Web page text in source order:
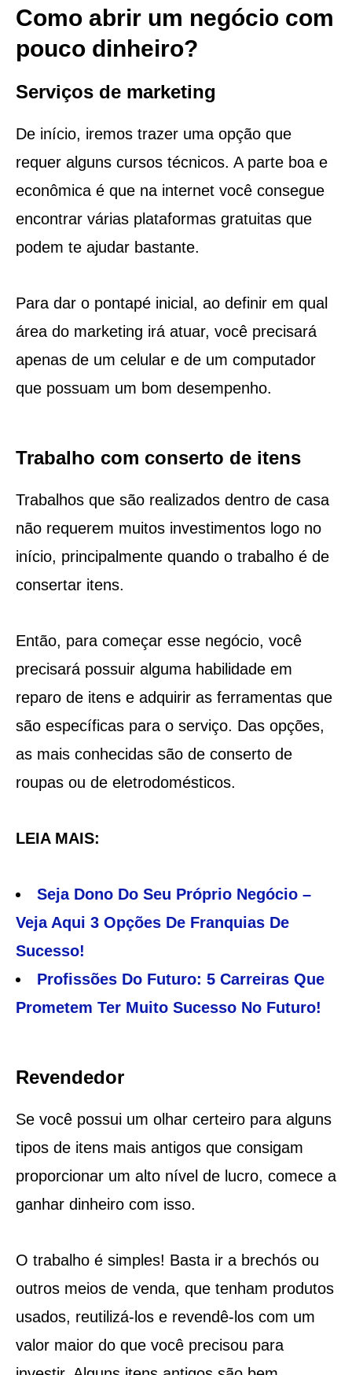
Como abrir um negócio com
pouco dinheiro?
Serviços de marketing
De início, iremos trazer uma opção que
requer alguns cursos técnicos. A parte boa e
econômica é que na internet você consegue
encontrar várias plataformas gratuitas que
podem te ajudar bastante.
Para dar o pontapé inicial, ao definir em qual
área do marketing irá atuar, você precisará
apenas de um celular e de um computador
que possuam um bom desempenho.
Trabalho com conserto de itens
Trabalhos que são realizados dentro de casa
não requerem muitos investimentos logo no
início, principalmente quando o trabalho é de
consertar itens.
Então, para começar esse negócio, você
precisará possuir alguma habilidade em
reparo de itens e adquirir as ferramentas que
são específicas para o serviço. Das opções,
as mais conhecidas são de conserto de
roupas ou de eletrodomésticos.
LEIA MAIS:
Seja Dono Do Seu Próprio Negócio –
Veja Aqui 3 Opções De Franquias De
Sucesso!
Profissões Do Futuro: 5 Carreiras Que
Prometem Ter Muito Sucesso No Futuro!
Revendedor
Se você possui um olhar certeiro para alguns
tipos de itens mais antigos que consigam
proporcionar um alto nível de lucro, comece a
ganhar dinheiro com isso.
O trabalho é simples! Basta ir a brechós ou
outros meios de venda, que tenham produtos
usados, reutilizá-los e revendê-los com um
valor maior do que você precisou para